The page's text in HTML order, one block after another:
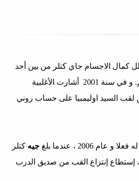
كمال الاجسام جاي كتلر من بين أحد
العظماء في العبة العالم. و في سنة 2001 أشارت الأغلبية
لقب السيد اوليمبيا على حساب روني
2006 ، عندما بلغ جيه كتلر
إستطاع إنتزاع القب من صديق الدرب